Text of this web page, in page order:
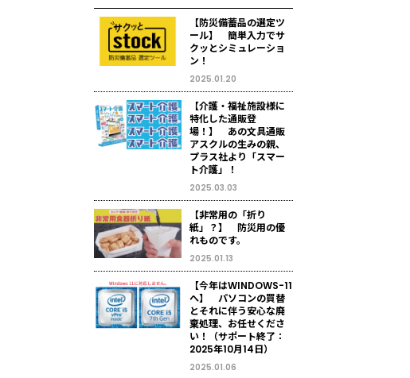
【防災備蓄品の選定ツ
ール】 簡単入力でサ
クッとシミュレーショ
ン！
2025.01.20
【介護・福祉施設様に
特化した通販登
場！】 あの文具通販
アスクルの生みの親、
プラス社より「スマー
ト介護」！
2025.03.03
【非常用の「折り
紙」？】 防災用の優
れものです。
2025.01.13
【今年はWINDOWS-11
へ】 パソコンの買替
とそれに伴う安心な廃
棄処理、お任せくださ
い！（サポート終了：
2025年10月14日）
2025.01.06